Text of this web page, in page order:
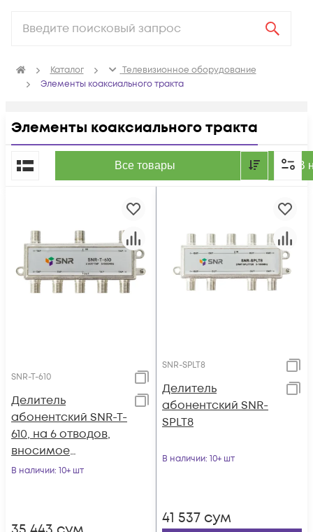
Каталог
Телевизионное оборудование
Элементы коаксиального тракта
Элементы коаксиального тракта
Все товары В
По популярности
SNR-T-610
Делитель
абонентский SNR-T-
610, на 6 отводов,
вносимое
затухание IN-TAP
В наличии: 10+ шт
SNR-SPLT8
Делитель
абонентский SNR-
SPLT8
В наличии: 10+ шт
41 537 сум